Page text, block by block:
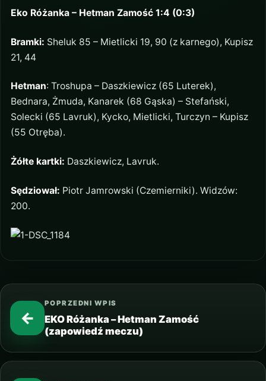
Eko Różanka – Hetman Zamość 1:4 (0:3)
Bramki: Sheluk 85 – Mietlicki 19, 90 (z karnego), Kupisz
21, 44
Hetman: Troshupa – Daszkiewicz (65 Luterek),
Bednara, Żmuda, Kanarek (68 Gąska) – Stefański,
Solecki (65 Lavruk), Kycko, Mietlicki, Turczyn – Kupisz
(55 Otręba).
Żółte kartki: Daszkiewicz, Lavruk.
Sędziował: Piotr Jamrowski (Czemierniki). Widzów:
200.
←
POPRZEDNI WPIS
EKO Różanka – Hetman Zamość
(zapowiedź meczu)